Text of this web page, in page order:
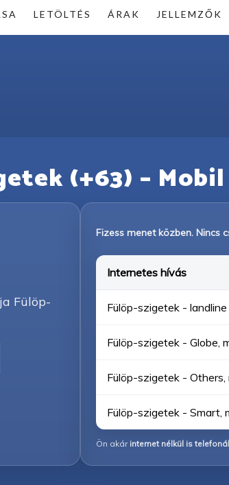
LETÖLTÉS ÁRAK JELLEMZŐK
(+63) –
Fülöp-
Fizess menet közben. Nincs
Internetes hívás
Fülöp-szigetek - landline
Fülöp-szigetek - Globe,
Fülöp-szigetek - Others,
Fülöp-szigetek - Smart,
Ön akár internet nélkül is